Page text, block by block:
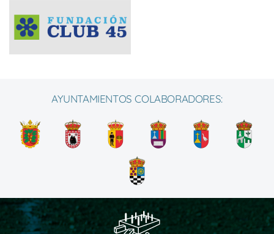
AYUNTAMIENTOS COLABORADORES: